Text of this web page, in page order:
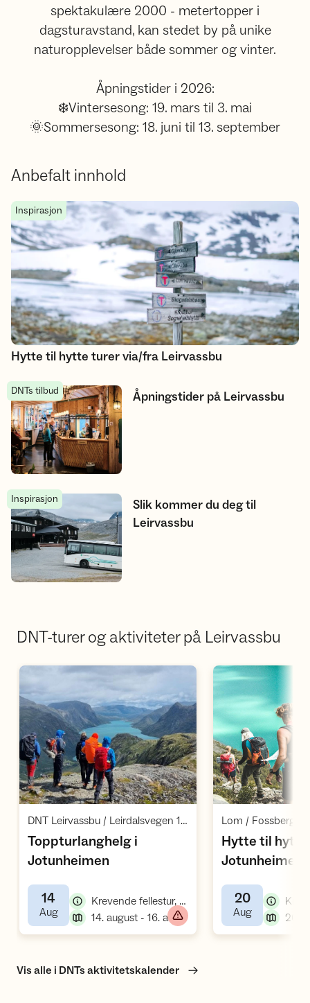
spektakulære 2000 - metertopper i
dagsturavstand, kan stedet by på unike
naturopplevelser både sommer og vinter.
Åpningstider i 2026:
❄️Vintersesong: 19. mars til 3. mai
🌞Sommersesong: 18. juni til 13. september
Anbefalt innhold
Hytte til hytte turer via/fra Leirvassbu
Inspirasjon
Hytte til hytte turer via/fra Leirvassbu
Åpningstider på Leirvassbu
DNTs tilbud Åpningstider på Leirvassbu
Slik kommer du deg til Leirvassbu
Inspirasjon
Slik kommer du deg til
Leirvassbu
DNT-turer og aktiviteter på Leirvassbu
Åpne aktivitet
DNT Leirvassbu / Leirdalsvegen 1440 / Bøverdalen
,
Toppturlanghelg i
Jotunheimen,
14
Aug,
Krevende fellestur, fottur, topptur
,
14. august - 16. august
Lom /
Hytte til hytte
Gjendebu og
(DNT ung
20
Aug,
Vis alle i DNTs aktivitetskalender